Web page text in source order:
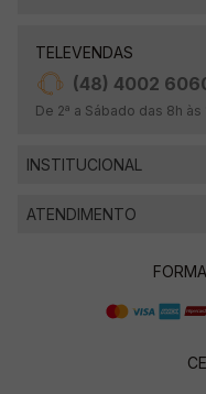
TELEVENDAS
(48) 4002
De 2ª a Sábado das 8h às
INSTITUCIONAL
ATENDIMENTO